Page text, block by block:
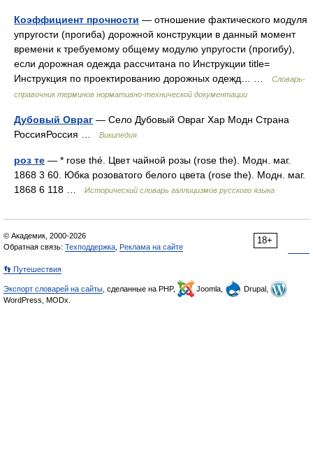
Коэффициент прочности — отношение фактического модуля
упругости (прогиба) дорожной конструкции в данный момент
времени к требуемому общему модулю упругости (прогибу),
если дорожная одежда рассчитана по Инструкции title=
Инструкция по проектированию дорожных одежд… …
Словарь-
справочник терминов нормативно-технической документации
Дубовый Овраг — Село Дубовый Овраг Хар Модн Страна
РоссияРоссия …
Википедия
роз те — * rose thé. Цвет чайной розы (rose the). Модн. маг.
1868 3 60. Юбка розоватого белого цвета (rose the). Модн. маг.
1868 6 118 …
Исторический словарь галлицизмов русского языка
18+
© Академик, 2000-2026
Обратная связь: Техподдержка Реклама на сайте
👣 Путешествия
Экспорт словарей на сайты , сделанные на PHP, Joomla,
Drupal,
WordPress, MODx.